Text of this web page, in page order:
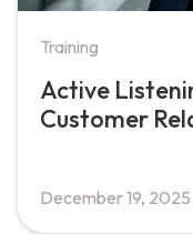
Training
Active
Customer
December 19, 2025